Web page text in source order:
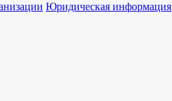
Юридическая информация